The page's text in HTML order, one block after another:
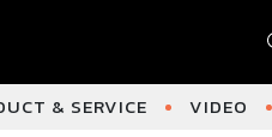
& SERVICE VIDEO